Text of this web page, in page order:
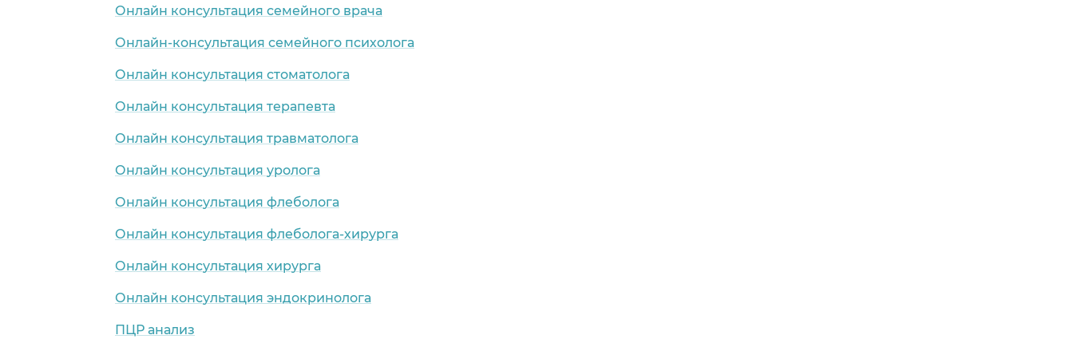
Онлайн консультация семейного врача
Онлайн-консультация семейного психолога
Онлайн консультация стоматолога
Онлайн консультация терапевта
Онлайн консультация травматолога
Онлайн консультация уролога
Онлайн консультация флеболога
Онлайн консультация флеболога-хирурга
Онлайн консультация хирурга
Онлайн консультация эндокринолога
ПЦР анализ